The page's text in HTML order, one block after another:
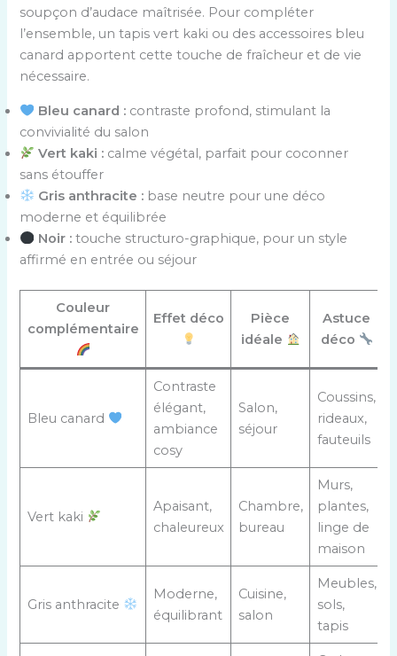
soupçon d’audace maîtrisée. Pour compléter
l’ensemble, un tapis vert kaki ou des accessoires bleu
canard apportent cette touche de fraîcheur et de vie
nécessaire.
Bleu canard : contraste profond, stimulant la
convivialité du salon
Vert kaki : calme végétal, parfait pour coconner
sans étouffer
Gris anthracite : base neutre pour une déco
moderne et équilibrée
Noir : touche structuro-graphique, pour un style
affirmé en entrée ou séjour
Couleur
complémentaire
Effet déco
Pièce
idéale
Astuce
déco
Bleu canard
Contraste
élégant,
ambiance
cosy
Salon,
séjour
Coussins,
rideaux,
fauteuils
Vert kaki
Apaisant,
chaleureux
Chambre,
bureau
Murs,
plantes,
linge de
maison
Gris anthracite
Moderne,
équilibrant
Cuisine,
salon
Meubles,
sols,
tapis